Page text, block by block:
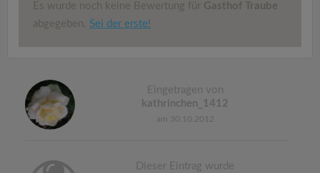
Es wurde noch keine Bewertung für Gasthof Traube
abgegeben. Sei der erste!
Eingetragen von
kathrinchen_1412
am 30.10.2012
Dieser Eintrag wurde